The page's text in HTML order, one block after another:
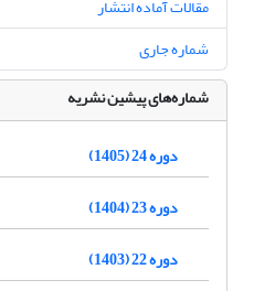
مقالات آماده انتشار
شماره جاری
شماره‌های پیشین نشریه
دوره 24 (1405)
دوره 23 (1404)
دوره 22 (1403)